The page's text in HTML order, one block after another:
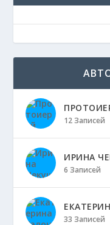
12 Записей
ИРИНА
6 Записей
33 Записей